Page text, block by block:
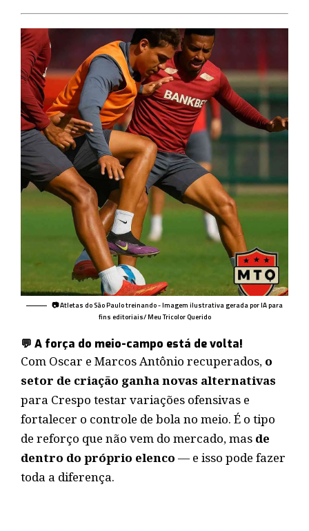
📷 Atletas do São Paulo treinando - Imagem ilustrativa gerada por IA para
fins editoriais/ Meu Tricolor Querido
💬 A força do meio-campo está de volta!
Com Oscar e Marcos Antônio recuperados, o
setor de criação ganha novas alternativas
para Crespo testar variações ofensivas e
fortalecer o controle de bola no meio. É o tipo
de reforço que não vem do mercado, mas de
dentro do próprio elenco — e isso pode fazer
toda a diferença.